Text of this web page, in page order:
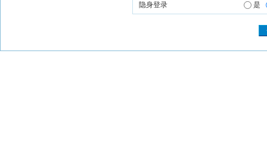
隐身登录 是